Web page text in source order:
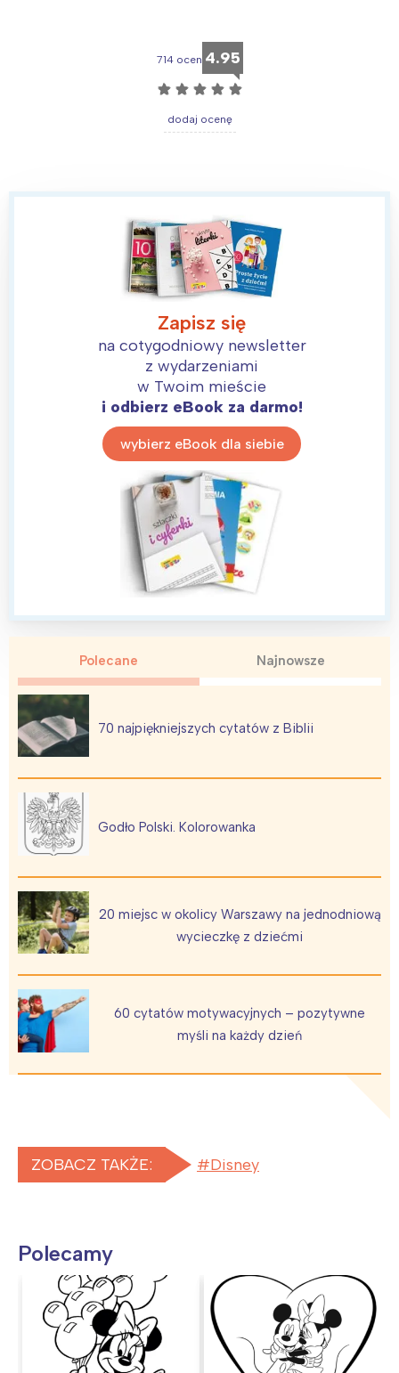
714 ocen 4.95
☆ ☆ ☆ ☆ ☆
dodaj ocenę
Zapisz się
na cotygodniowy newsletter
z wydarzeniami
w Twoim mieście
i odbierz eBook za darmo!
wybierz eBook dla siebie
Polecane Najnowsze
70 najpiękniejszych cytatów z Biblii
Godło Polski. Kolorowanka
20 miejsc w okolicy Warszawy na jednodniową
wycieczkę z dziećmi
60 cytatów motywacyjnych – pozytywne
myśli na każdy dzień
ZOBACZ TAKŻE: Disney
Polecamy
Interesują mnie wydarzenia z
tego regionu:
Łódź
Trójmiasto
Poznań
Wrocław
Śląsk
Kraków
Południe
Północ
Wszystkie
Wybieram